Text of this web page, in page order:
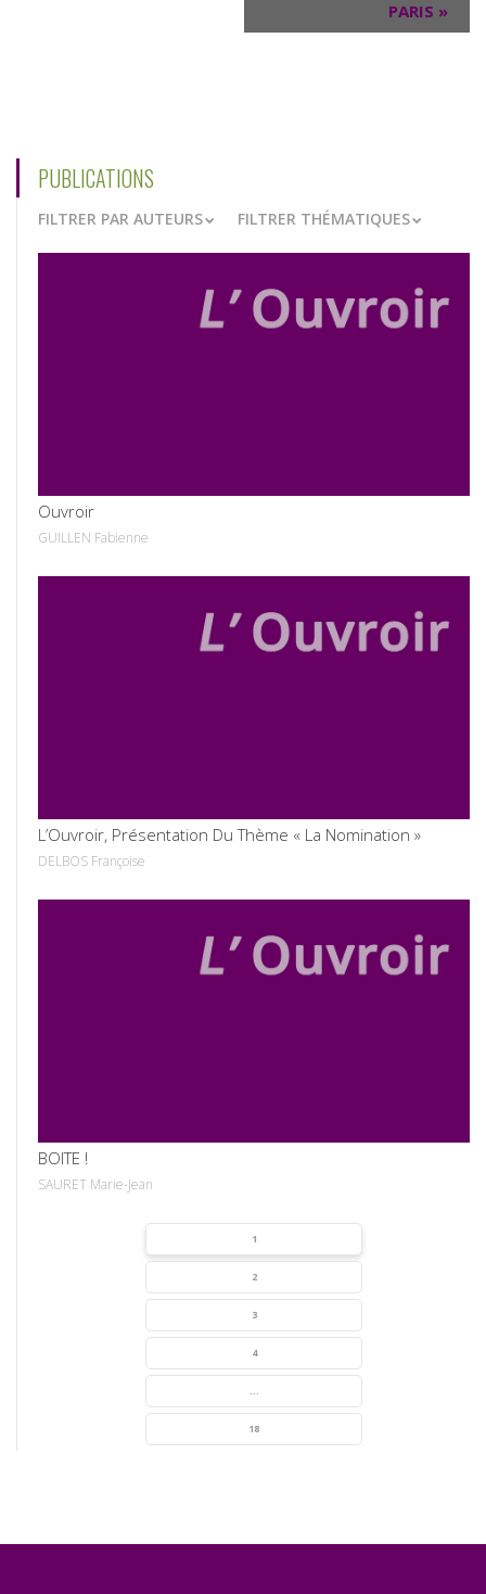
PARIS »
PUBLICATIONS
FILTRER PAR AUTEURS FILTRER THÉMATIQUES
Ouvroir
GUILLEN Fabienne
L’Ouvroir, Présentation Du Thème « La Nomination »
DELBOS Françoise
BOITE !
SAURET Marie-Jean
1
2
3
4
...
18